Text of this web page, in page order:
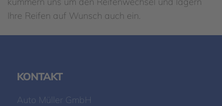
Ihre Reifen auf Wunsch auch ein.
KONTAKT
Auto Müller GmbH